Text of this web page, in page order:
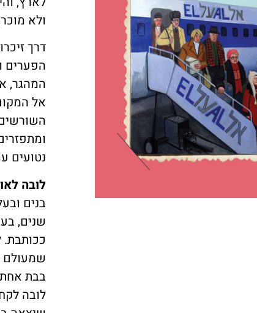
ולא
דרך
הפערים
המהגר,
אל
נטועים
לובה
בנים
שנים,
שמעולם
בבת אחת
לובה